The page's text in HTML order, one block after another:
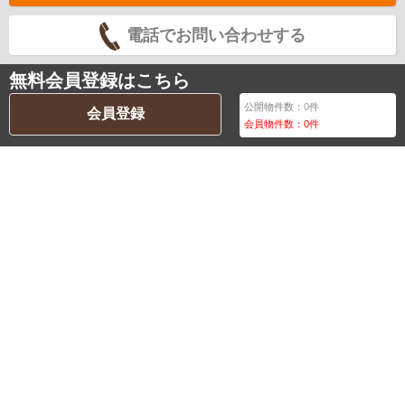
電話でお問い合わせする
無料会員登録はこちら
会員登録 公開物件数：0件
会員物件数：0件